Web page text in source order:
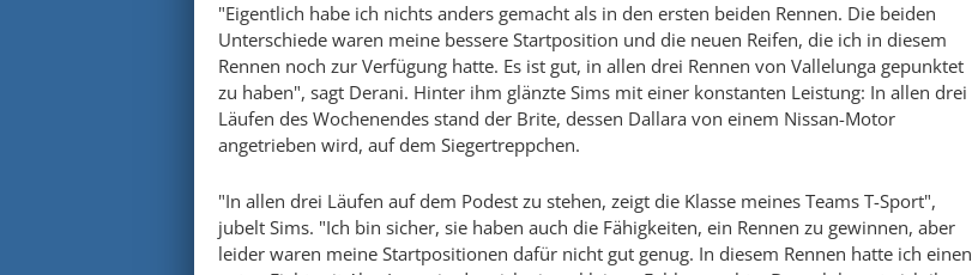
"Eigentlich habe ich nichts anders gemacht als in den ersten beiden Rennen. Die beiden
Unterschiede waren meine bessere Startposition und die neuen Reifen, die ich in diesem
Rennen noch zur Verfügung hatte. Es ist gut, in allen drei Rennen von Vallelunga gepunktet
zu haben", sagt Derani. Hinter ihm glänzte Sims mit einer konstanten Leistung: In allen drei
Läufen des Wochenendes stand der Brite, dessen Dallara von einem Nissan-Motor
angetrieben wird, auf dem Siegertreppchen.
"In allen drei Läufen auf dem Podest zu stehen, zeigt die Klasse meines Teams T-Sport",
jubelt Sims. "Ich bin sicher, sie haben auch die Fähigkeiten, ein Rennen zu gewinnen, aber
leider waren meine Startpositionen dafür nicht gut genug. In diesem Rennen hatte ich einen